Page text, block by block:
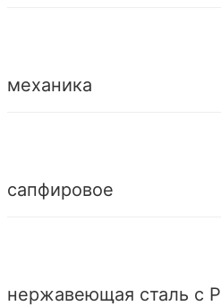
механика
сапфировое
нержавеющая сталь с